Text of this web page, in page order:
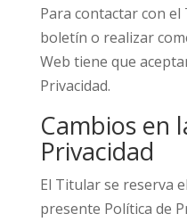
Para contactar con
boletín o realizar
Web tiene que
Privacidad.
Cambios en
Privacidad
El Titular se reserva
presente Política de